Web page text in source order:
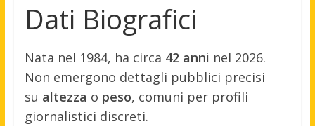
Dati Biografici
Nata nel 1984, ha circa 42 anni nel 2026.
Non emergono dettagli pubblici precisi
su altezza o peso, comuni per profili
giornalistici discreti.